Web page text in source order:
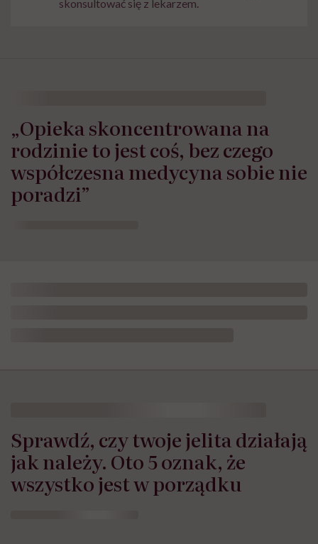
skonsultować się z lekarzem.
„Opieka skoncentrowana na
rodzinie to jest coś, bez czego
współczesna medycyna sobie nie
poradzi”
Sprawdź, czy twoje jelita działają
jak należy. Oto 5 oznak, że
wszystko jest w porządku